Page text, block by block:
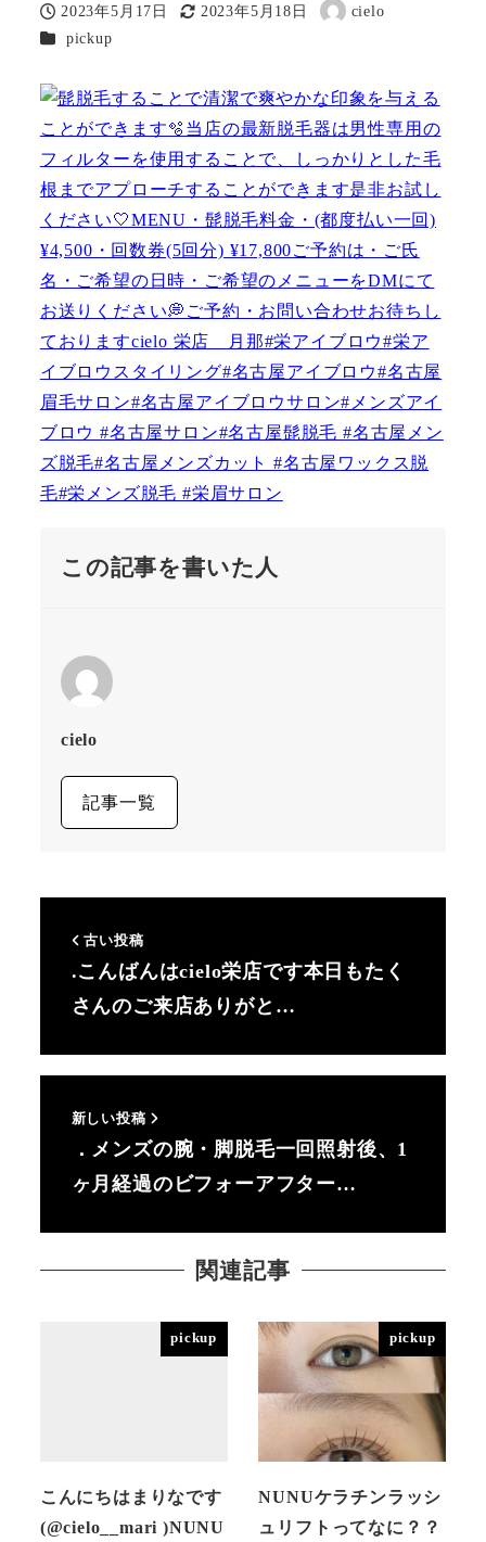
投稿日
2023年5月17日
更新日
2023年5月18日
著
cielo
カテゴリー
pickup
この記事を書いた人
cielo
記事一覧
古い投稿
.こんばんはcielo栄店です本日もたく
さんのご来店ありがと…
新しい投稿
．メンズの腕・脚脱毛一回照射後、1
ヶ月経過のビフォーアフター…
関連記事
pickup
こんにちはまりなです
(@cielo__mari )NUNU
pickup
NUNUケラチンラッシ
ュリフトってなに？？